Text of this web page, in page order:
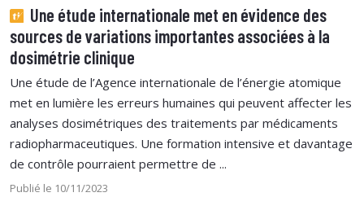
Une étude internationale met en évidence des
sources de variations importantes associées à la
dosimétrie clinique
Une étude de l’Agence internationale de l’énergie atomique
met en lumière les erreurs humaines qui peuvent affecter les
analyses dosimétriques des traitements par médicaments
radiopharmaceutiques. Une formation intensive et davantage
de contrôle pourraient permettre de ...
Publié le 10/11/2023